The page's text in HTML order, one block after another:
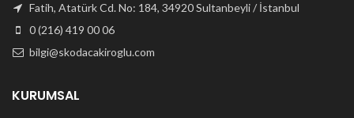
Fatih, Atatürk Cd. No: 184, 34920 Sultanbeyli / İstanbul
0 (216) 419 00 06
bilgi@skodacakiroglu.com
KURUMSAL